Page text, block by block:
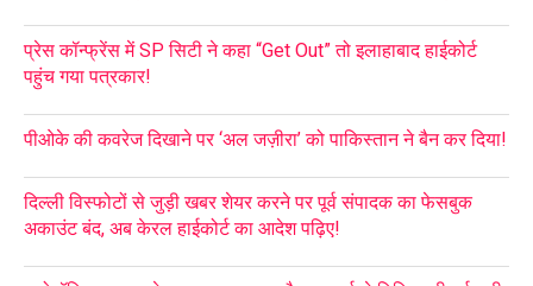
प्रेस कॉन्फ्रेंस में SP सिटी ने कहा “Get Out” तो इलाहाबाद हाईकोर्ट
पहुंच गया पत्रकार!
पीओके की कवरेज दिखाने पर ‘अल जज़ीरा’ को पाकिस्तान ने बैन कर दिया!
दिल्ली विस्फोटों से जुड़ी खबर शेयर करने पर पूर्व संपादक का फेसबुक
अकाउंट बंद, अब केरल हाईकोर्ट का आदेश पढ़िए!